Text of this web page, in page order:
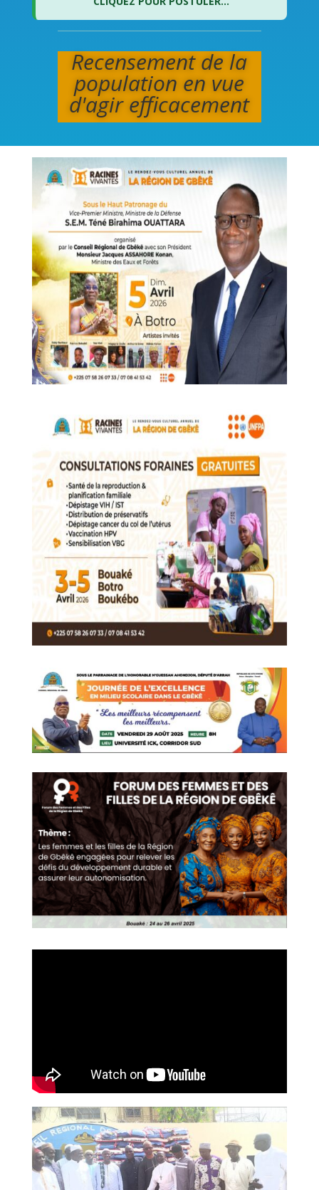
Recensement de la
population en vue
d'agir efficacement